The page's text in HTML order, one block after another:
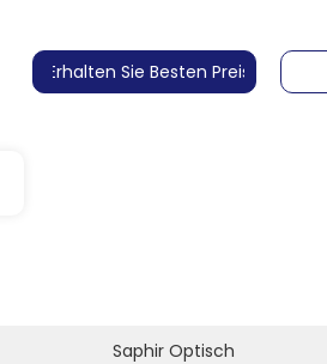
Erhalten Sie Besten Preis
Saphir Optisch